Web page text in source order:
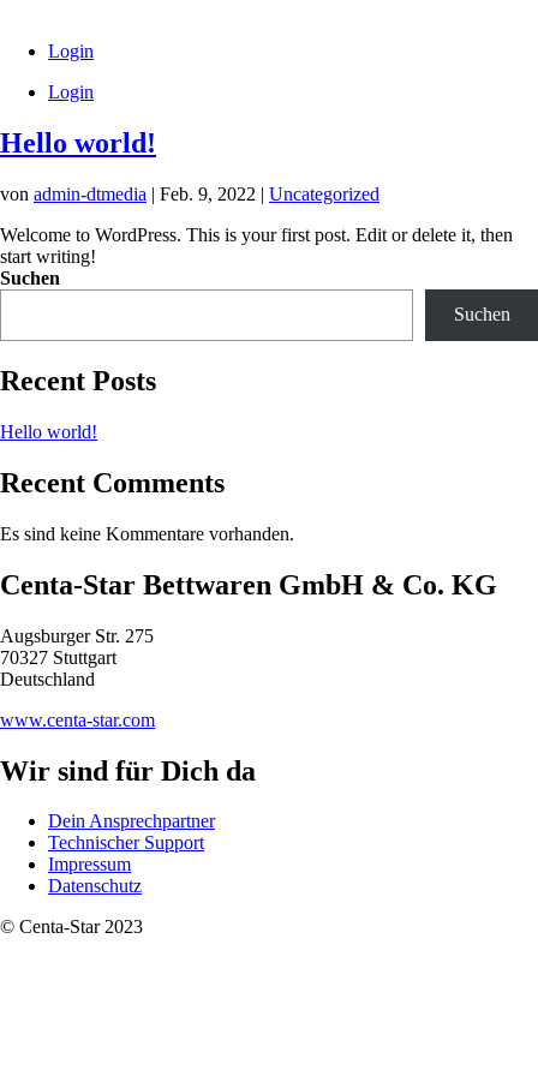
Login
Login
Hello world!
von admin-dtmedia | Feb. 9, 2022 | Uncategorized
Welcome to WordPress. This is your first post. Edit or delete it, then
start writing!
Suchen
Suchen
Recent Posts
Hello world!
Recent Comments
Es sind keine Kommentare vorhanden.
Centa-Star Bettwaren GmbH & Co. KG
Augsburger Str. 275
70327 Stuttgart
Deutschland
www.centa-star.com
Wir sind für Dich da
Dein Ansprechpartner
Technischer Support
Impressum
Datenschutz
© Centa-Star 2023